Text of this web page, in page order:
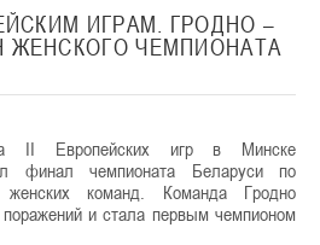
ИГРАМ. ГРОДНО –
ЖЕНСКОГО ЧЕМПИОНАТА
II Европейских игр в Минске
финал чемпионата Беларуси по
команд. Команда Гродно
и стала первым чемпионом